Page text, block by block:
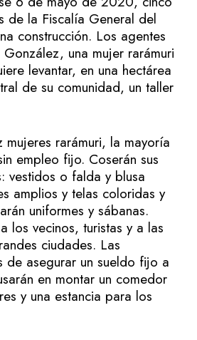
de la Fiscalía General del
construcción. Los agentes
una mujer rarámuri
levantar, en una hectárea
de su comunidad, un taller
rarámuri, la mayoría
empleo fijo. Coserán sus
vestidos o falda y blusa
amplios y telas coloridas y
uniformes y sábanas.
los vecinos, turistas y a las
ciudades. Las
de asegurar un sueldo fijo a
en montar un comedor
y una estancia para los